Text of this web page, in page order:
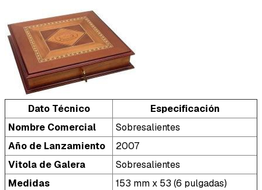
Dato Técnico
Especificación
Nombre Comercial
Sobresalientes
Año de Lanzamiento
2007
Vitola de Galera
Sobresalientes
Medidas
153 mm x 53 (6 pulgadas)